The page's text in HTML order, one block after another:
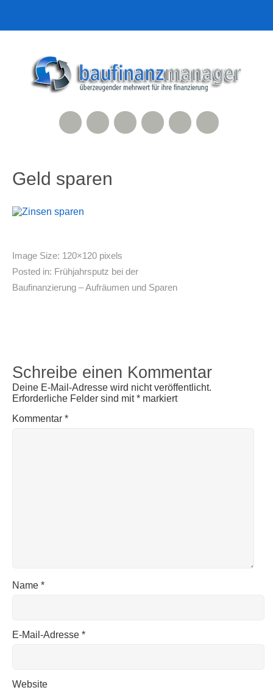
Facebook
500px
LinkedIn
Xing
RSS Feed
Geld sparen
Image Size: 120×120 pixels
Posted in: Frühjahrsputz bei der
Baufinanzierung – Aufräumen und Sparen
Schreibe einen Kommentar
Deine E-Mail-Adresse wird nicht veröffentlicht.
Erforderliche Felder sind mit* markiert
Kommentar *
Name *
E-Mail-Adresse *
Website